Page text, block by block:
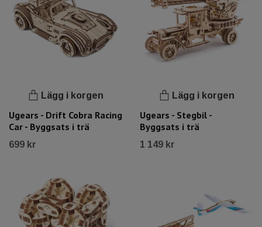
Lägg i korgen
Ugears - Drift Cobra Racing
Car - Byggsats i trä
699 kr
Lägg i korgen
Ugears - Stegbil -
Byggsats i trä
1 149 kr